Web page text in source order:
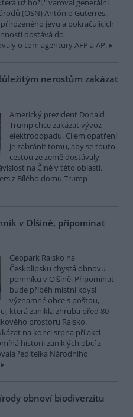
už hoří," varoval generální
(OSN) António Guterres.
jevu a pokračujících
dostává do
o tom agentury AFP a AP.
nerostům zakázat
Americký prezident Donald
Trump chce zakázat vývoz
elektroodpadu. Cílem opatření
je zabránit tomu, aby se touto
cestou ze země dostávaly
na Číně v této oblasti.
z Bílého domu Trump
v Olšině, připomínat
Geopark Ralsko na
Českolipsku chystá obnovu
pomníku v Olšině. Připomínat
bude příběh místní kdysi
významné obce s poštou,
která zanikla zhruba před 80
prostoru Ralsko.
na konci srpna při akci
historii zaniklých obcí z
ředitelka Národního
obnoví biodiverzitu